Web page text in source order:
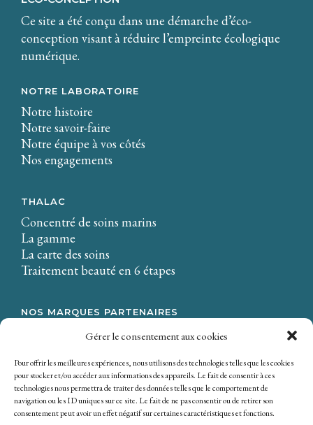
Gérer le consentement aux cookies
Pour offrir les meilleures expériences, nous utilisons des technologies telles que les cookies
pour stocker et/ou accéder aux informations des appareils. Le fait de consentir à ces
technologies nous permettra de traiter des données telles que le comportement de
navigation ou les ID uniques sur ce site. Le fait de ne pas consentir ou de retirer son
consentement peut avoir un effet négatif sur certaines caractéristiques et fonctions.
Ce site a été conçu dans une démarche d’éco-
conception visant à réduire l’empreinte écologique
numérique.
NOTRE LABORATOIRE
Notre histoire
Notre savoir-faire
Notre équipe à vos côtés
Nos engagements
THALAC
Concentré de soins marins
La gamme
La carte des soins
Traitement beauté en 6 étapes
NOS MARQUES PARTENAIRES
Mondial Beauté